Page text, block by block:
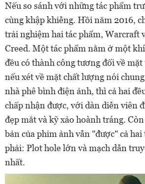
Nếu so sánh với những tác phẩm
cùng khập khiễng. Hồi năm 2016,
trải nghiệm hai tác phẩm, Warcraft
Creed. Một tác phẩm nằm ở một
đều có thành công tương đối về
nếu xét về mặt chất lượng nói
nhà phê bình điện ảnh, thì cả hai
chấp nhận được, với dàn diễn viên
đẹp mắt và kỹ xảo hoành tráng.
bản của phim ảnh vẫn "được" cả hai
phải: Plot hole lớn và mạch dẫn
nhất.